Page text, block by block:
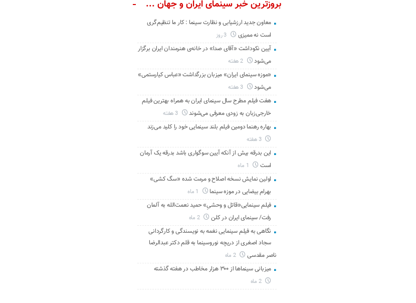
بروزترین خبر سینمای ایران و جهان ...
معاون جدید ارزشیابی و نظارت سینما : کار ما تنظیم‌گری
است نه ممیزی
آیین نکوداشت «آقای صدا» در خانه‌ی هنرمندان ایران برگزار
می‌شود
2 هفته
«موزه سینمای ایران» میزبان بزرگداشت «عباس کیارستمی»
می‌شود
3 هفته
هفت فیلم مطرح سال سینمای ایران به همراه بهترین فیلم
خارجی‌زبان به زودی معرفی می‌شوند
3 هفته
بهاره رهنما دومین فیلم بلند سینمایی خود را کلید می‌زند
3 هفته
این بدرقه بیش از آنکه آیین سوگواری باشد بدرقه یک آرمان
است
اولین نمایش نسخه اصلاح و مرمت شده «سگ کشی»
بهرام بیضایی در موزه سینما
فیلم سینمایی«قاتل و وحشیِ» حمید نعمت‌الله به آلمان
رفت/ سینمای ایران در کلن
2 ماه
نگاهی به فیلم سینمایی نغمه به نویسندگی و کارگردانی
سجاد اصغری از دریچه نوروسینما به قلم دکتر عبدالرضا
ناصر مقدسی
2 ماه
میزبانی سینماها از ۳۰۰ هزار مخاطب در هفته گذشته
2 ماه